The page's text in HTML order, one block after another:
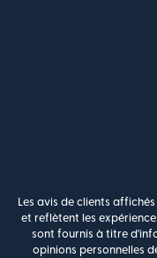
Les avis de clients
et reflètent les
sont fournis à titre
opinions personnelles